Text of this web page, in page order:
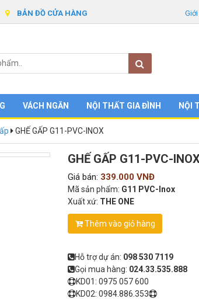
BẢN ĐỒ CỬA HÀNG
VÁCH NGĂN NỘI THẤT GIA ĐÌNH NỘI
GHẾ GẤP G11-PVC-INOX
GHẾ GẤP G11-PVC-
Giá bán: 339.000 VNĐ
Mã sản phẩm: G11 PVC-Inox
Xuất xứ: THE ONE
Thêm vào giỏ hàng
Hỗ trợ dự án: 098 530 7119
Gọi mua hàng: 024.33.535.888
KD01: 0975 057 600
KD02: 0984.886.353